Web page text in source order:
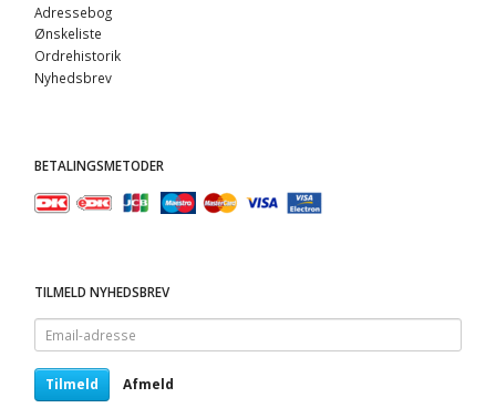
Adressebog
Ønskeliste
Ordrehistorik
Nyhedsbrev
BETALINGSMETODER
TILMELD NYHEDSBREV
Email-
adresse
Tilmeld Afmeld